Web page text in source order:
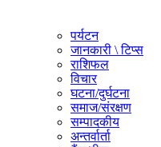
पर्यटन
जानकारी \ टिप्स
राशिफल
विचार
घटना/दुर्घटना
समाज/संरक्षण
सम्पादकीय
अन्तर्वार्ता